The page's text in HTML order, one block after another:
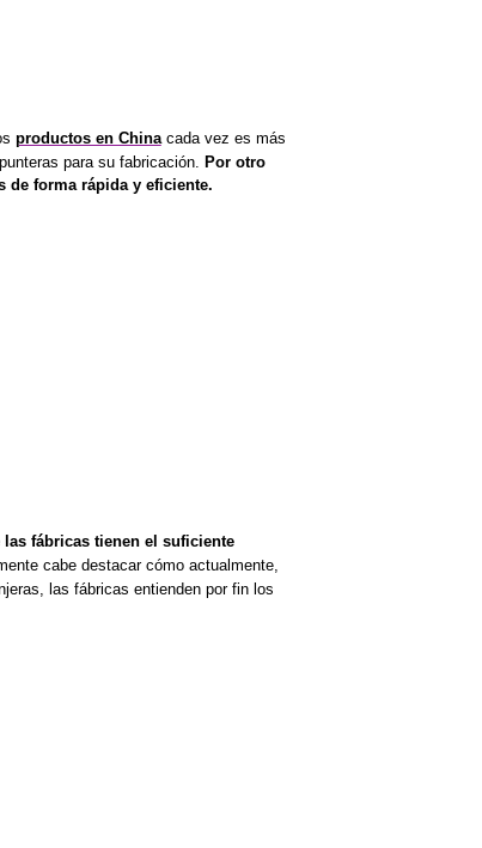
productos en Chinacada vez es más
para su fabricación. Por otro
de forma rápida y eficiente.
fábricas tienen el suficiente
cabe destacar cómo actualmente,
las fábricas entienden por fin los